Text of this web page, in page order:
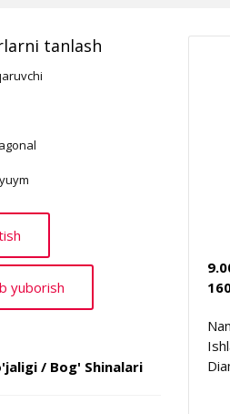
tanlash
/ Bog' Shinalari